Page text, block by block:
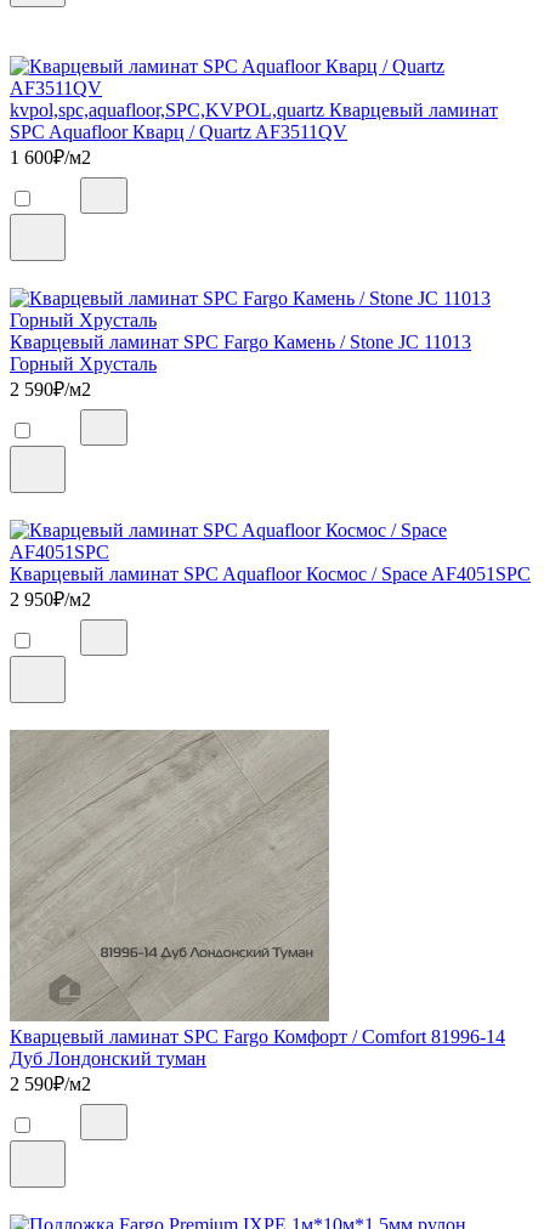
kvpol,spc,aquafloor,SPC,KVPOL,quartz Кварцевый ламинат
SPC Aquafloor Кварц / Quartz AF3511QV
1 600₽/м2
Кварцевый ламинат SPC Fargo Камень / Stone JC 11013
Горный Хрусталь
2 590₽/м2
Кварцевый ламинат SPC Aquafloor Космос / Space AF4051SPC
2 950₽/м2
Кварцевый ламинат SPC Fargo Комфорт / Comfort 81996-14
Дуб Лондонский туман
2 590₽/м2